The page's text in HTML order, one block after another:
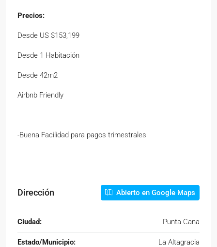
Precios:
Desde US $153,199
Desde 1 Habitación
Desde 42m2
Airbnb Friendly
-Buena Facilidad para pagos trimestrales
Dirección Abierto en Google Maps
Ciudad: Punta Cana
Estado/Municipio: La Altagracia